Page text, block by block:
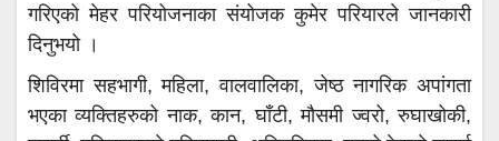
गरिएको मेहर परियोजनाका संयोजक कुमेर परियारले जानकारी
दिनुभयो ।
शिविरमा सहभागी, महिला, वालवालिका, जेष्ठ नागरिक अपांगता
भएका व्यक्तिहरुको नाक, कान, घाँटी, मौसमी ज्वरो, रुघाखोकी,